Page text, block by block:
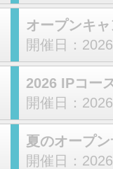
オープンキ
開催日：
2026 IPコー
開催日：
夏のオープ
開催日：